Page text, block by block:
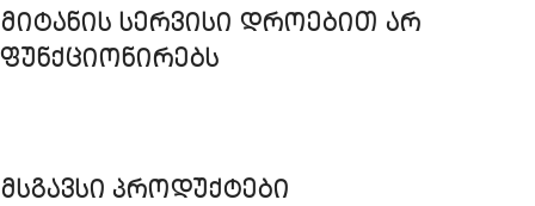
ᲛᲘᲢᲐᲜᲘᲡ ᲡᲔᲠᲕᲘᲡᲘ ᲓᲠᲝᲔᲑᲘᲗ ᲐᲠ
ᲤᲣᲜᲥᲪᲘᲝᲜᲘᲠᲔᲑᲡ
მსგავსი პროდუქტები